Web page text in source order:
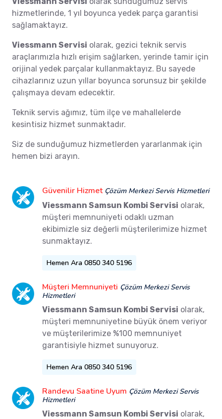
hizmetlerinde, 1 yıl boyunca yedek parça garantisi
sağlamaktayız.
Viessmann Servisi olarak, gezici teknik servis
araçlarımızla hızlı erişim sağlarken, yerinde tamir için
orijinal yedek parçalar kullanmaktayız. Bu sayede
cihazlarınız uzun yıllar boyunca sorunsuz bir şekilde
çalışmaya devam edecektir.
Teknik servis ağımız, tüm ilçe ve mahallelerde
kesintisiz hizmet sunmaktadır.
Siz de sunduğumuz hizmetlerden yararlanmak için
hemen bizi arayın.
Güvenilir Hizmet Çözüm Merkezi Servis Hizmetleri
Viessmann Samsun Kombi Servisi olarak,
müşteri memnuniyeti odaklı uzman
ekibimizle siz değerli müşterilerimize hizmet
sunmaktayız.
Hemen Ara 0850 340 5196
Müşteri Memnuniyeti Çözüm Merkezi Servis
Hizmetleri
Viessmann Samsun Kombi Servisi olarak,
müşteri memnuniyetine büyük önem veriyor
ve müşterilerimize %100 memnuniyet
garantisiyle hizmet sunuyoruz.
Hemen Ara 0850 340 5196
Randevu Saatine Uyum Çözüm Merkezi Servis
Hizmetleri
Viessmann Samsun Kombi Servisi olarak,